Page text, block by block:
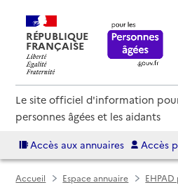
RÉPUBLIQUE
FRANÇAISE
Le site officiel d'information
personnes âgées et les aidants
Accès aux annuaires Accès
Accueil Espace annuaire